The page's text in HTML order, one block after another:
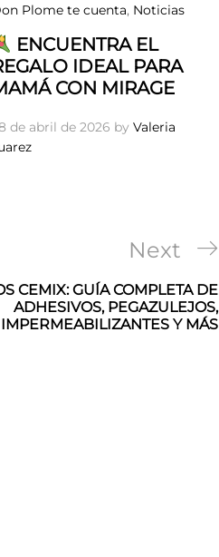
Plome te cuenta, Noticias
ENCUENTRA EL
IDEAL PARA
CON MIRAGE
de abril de 2026 by Valeria
Next
Post
Next
CEMIX: GUÍA COMPLETA DE
ADHESIVOS, PEGAZULEJOS,
IMPERMEABILIZANTES Y MÁS